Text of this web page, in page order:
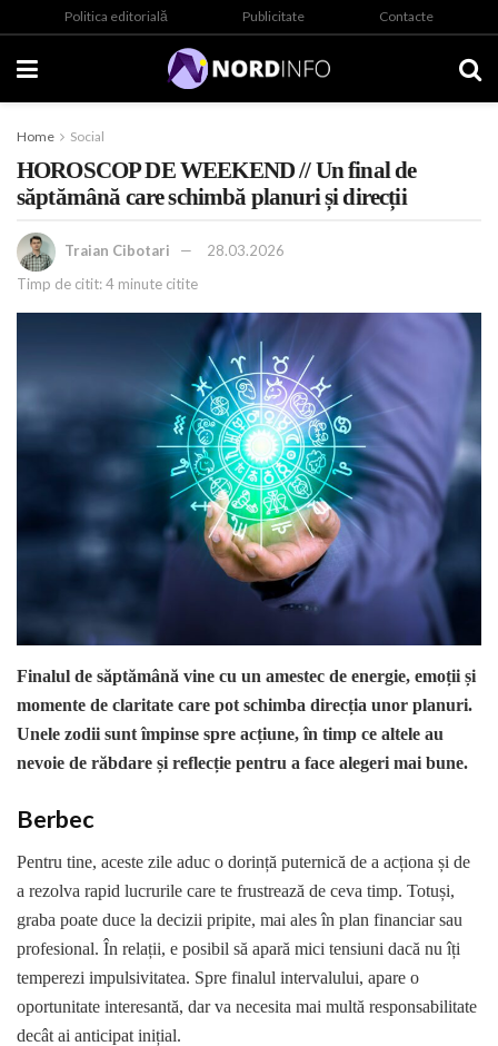
Politica editorială Publicitate Contacte
Home Social
HOROSCOP DE WEEKEND // Un final de
săptămână care schimbă planuri și direcții
Traian Cibotari
28.03.2026
Timp de citit: 4 minute citite
Finalul de săptămână vine cu un amestec de energie, emoții și
momente de claritate care pot schimba direcția unor planuri.
Unele zodii sunt împinse spre acțiune, în timp ce altele au
nevoie de răbdare și reflecție pentru a face alegeri mai bune.
Berbec
Pentru tine, aceste zile aduc o dorință puternică de a acționa și de
a rezolva rapid lucrurile care te frustrează de ceva timp. Totuși,
graba poate duce la decizii pripite, mai ales în plan financiar sau
profesional. În relații, e posibil să apară mici tensiuni dacă nu îți
temperezi impulsivitatea. Spre finalul intervalului, apare o
oportunitate interesantă, dar va necesita mai multă responsabilitate
decât ai anticipat inițial.